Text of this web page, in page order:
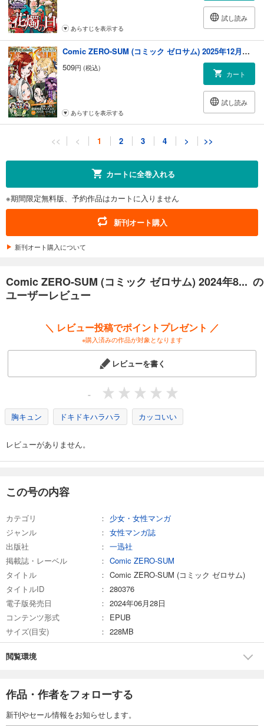
試し読み
あらすじを表示する
Comic ZERO-SUM (コミック ゼロサム) 2025年12月号[雑誌]
509円 (税込)
カート
試し読み
あらすじを表示する
カート
試し読み
あらすじを表示する
509円 (税込)
あらすじを表示する
509 円 (税込)
あらすじを表示する
あらすじを表示する
509
あらすじを表示する
カート
あらすじを表示する
Comic ZERO-SUM (コミック ゼロサム) 2025年5月号[雑誌]
<< < 1 2 3 4 > >>
カートに全巻入れる
※期間限定無料版、予約作品はカートに入りません
新刊オート購入
新刊オート購入について
Comic ZERO-SUM (コミック ゼロサム) 2024年8... の
ユーザーレビュー
＼ レビュー投稿でポイントプレゼント ／
※購入済みの作品が対象となります
レビューを書く
-
胸キュン ドキドキハラハラ カッコいい
レビューがありません。
この号の内容
カテゴリ
少女・女性マンガ
ジャンル
女性マンガ誌
出版社
一迅社
掲載誌・レーベル
Comic ZERO-SUM
タイトル
Comic ZERO-SUM (コミック ゼロサム)
タイトルID
280376
電子版発売日
2024年06月28日
コンテンツ形式
EPUB
サイズ(目安)
228MB
閲覧環境
作品・作者をフォローする
新刊やセール情報をお知らせします。